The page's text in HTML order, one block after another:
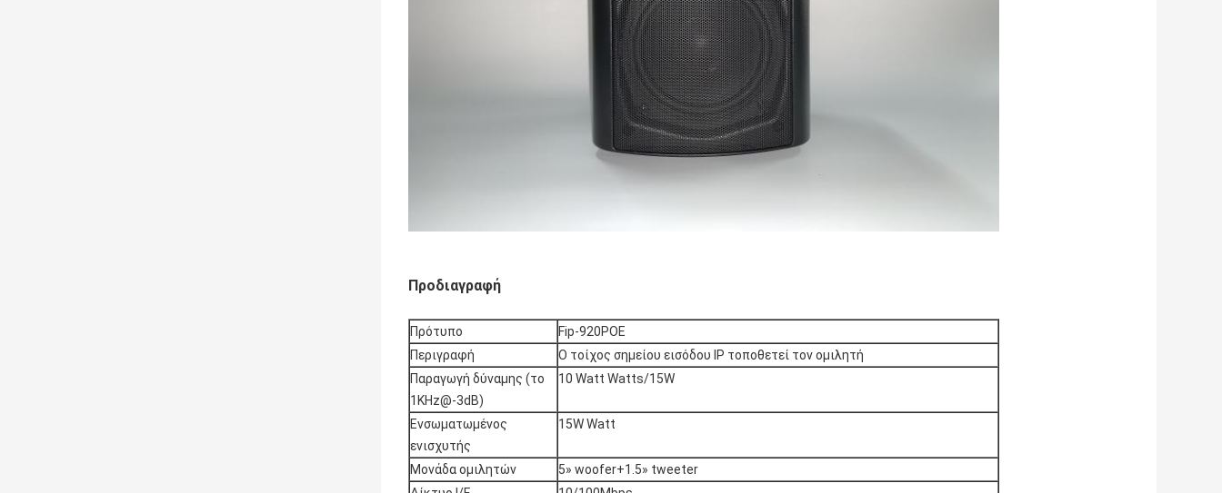
Προδιαγραφή
Πρότυπο
Fip-920POE
Περιγραφή
Ο τοίχος σημείου εισόδου IP τοποθετεί τον ομιλητή
Παραγωγή δύναμης (το
1KHz@-3dB)
10 Watt Watts/15W
Ενσωματωμένος
ενισχυτής
15W Watt
Μονάδα ομιλητών
5» woofer+1.5» tweeter